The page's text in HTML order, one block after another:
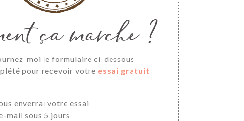
ça marche ?
moi le formulaire ci-dessous
pour recevoir votre essai gratuit
enverrai votre essai
mail sous 5 jours